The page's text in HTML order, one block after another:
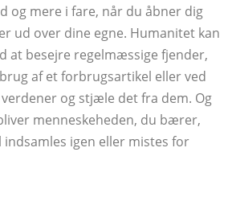
og mere i fare, når du åbner dig
ud over dine egne. Humanitet kan
at besejre regelmæssige fjender,
af et forbrugsartikel eller ved
og stjæle det fra dem. Og
menneskeheden, du bærer,
igen eller mistes for